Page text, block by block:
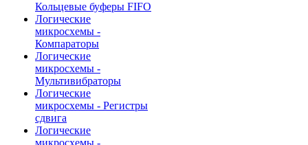
Кольцевые буферы FIFO
Логические
микросхемы -
Компараторы
Логические
микросхемы -
Мультивибраторы
Логические
микросхемы - Регистры
сдвига
Логические
микросхемы -